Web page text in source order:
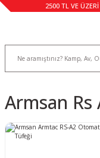
2500 TL VE
Armsan Rs